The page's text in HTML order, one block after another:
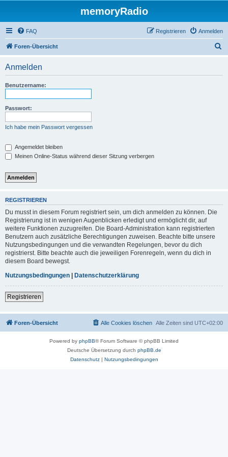
memoryRadio
FAQ Anmelden
Registrieren
Foren-Übersicht
Anmelden
Benutzername:
Passwort:
Ich habe mein Passwort vergessen
Angemeldet bleiben
Meinen Online-Status während dieser Sitzung verbergen
REGISTRIEREN
Du musst in diesem Forum registriert sein, um dich anmelden zu können. Die
Registrierung ist in wenigen Augenblicken erledigt und ermöglicht dir, auf
weitere Funktionen zuzugreifen. Die Board-Administration kann registrierten
Benutzern auch zusätzliche Berechtigungen zuweisen. Beachte bitte unsere
Nutzungsbedingungen und die verwandten Regelungen, bevor du dich
registrierst. Bitte beachte auch die jeweiligen Forenregeln, wenn du dich in
diesem Board bewegst.
Nutzungsbedingungen | Datenschutzerklärung
Registrieren
Foren-Übersicht Alle Zeiten sind UTC+02:00
Alle Cookies löschen
Powered by phpBB® Forum Software © phpBB Limited
Deutsche Übersetzung durch phpBB.de
Datenschutz| Nutzungsbedingungen